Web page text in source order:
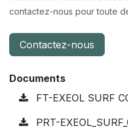
contactez-nous pour toute
Contactez-nous
Documents
FT-EXEOL SURF
PRT-